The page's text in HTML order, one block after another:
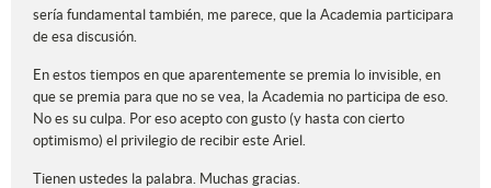
sería fundamental también, me parece, que la Academia participara
de esa discusión.
En estos tiempos en que aparentemente se premia lo invisible, en
que se premia para que no se vea, la Academia no participa de eso.
No es su culpa. Por eso acepto con gusto (y hasta con cierto
optimismo) el privilegio de recibir este Ariel.
Tienen ustedes la palabra. Muchas gracias.